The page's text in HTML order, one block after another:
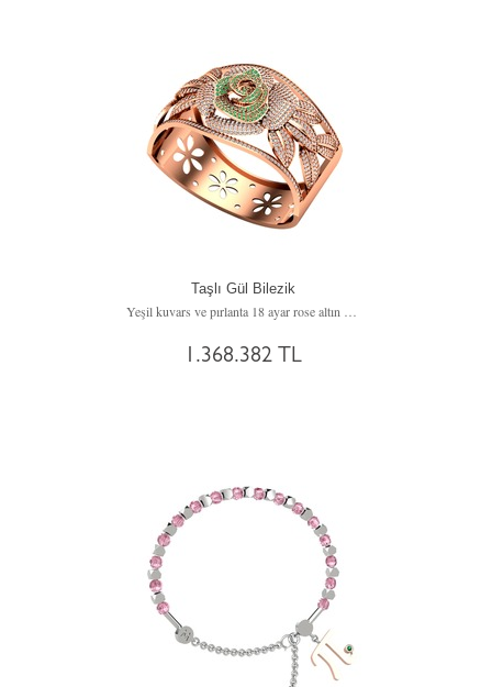
Taşlı Gül Bilezik
1.368.382 TL